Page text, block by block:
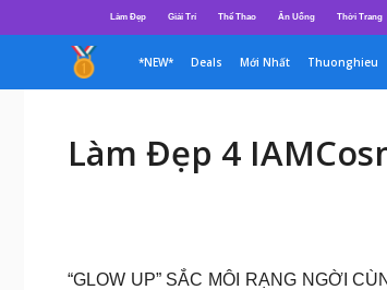
đến
dung
Làm Đẹp Giải Trí Thể Thao Ăn Uống Thời Trang
*NEW* Deals Mới Nhất Thuonghieu
Làm Đẹp 4
“GLOW UP” SẮC MÔI RẠNG NGỜI